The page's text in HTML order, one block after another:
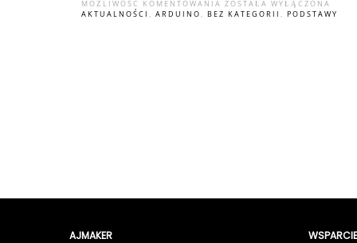
MOŻLIWOŚĆ KOMENTOWANIA ZOSTAŁA WYŁĄCZONA
AKTUALNOŚCI , ARDUINO , BEZ KATEGORII , PODSTAWY
AJMAKER
WSPARCIE